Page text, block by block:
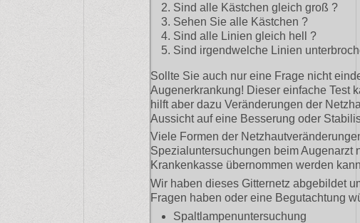
Sind alle Kästchen gleich groß ?
Sehen Sie alle Kästchen ?
Sind alle Linien gleich hell ?
Sind irgendwelche Linien
Sollte Sie auch nur eine Frage nicht
Augenerkrankung! Dieser einfache Test
hilft aber dazu Veränderungen der
Aussicht auf eine Besserung oder
Viele Formen der
Spezialuntersuchungen beim
Krankenkasse übernommen werden
Wir haben dieses Gitternetz abgebildet
Fragen haben oder eine Begutachtung
Spaltlampenuntersuchung